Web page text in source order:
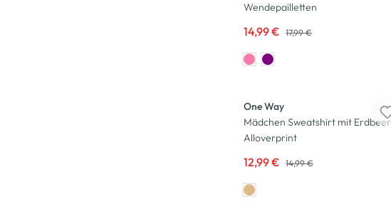
Wendepailletten
14,99 € 17,99 €
One Way
Mädchen Sweatshirt mit Erdbeer
Alloverprint
12,99 € 14,99 €